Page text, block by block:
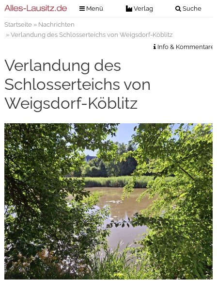
Menü Verlag Suche
Verlag
Kontakt
Impressum
Veranstaltungstickets
Anzeigenannahme
Anzeigensuche
Digitale Ausgaben
Startseite» Nachrichten
» Verlandung des Schlosserteichs von Weigsdorf-Köblitz
Info & Kommentare
Verlandung des
Schlosserteichs von
Weigsdorf-Köblitz